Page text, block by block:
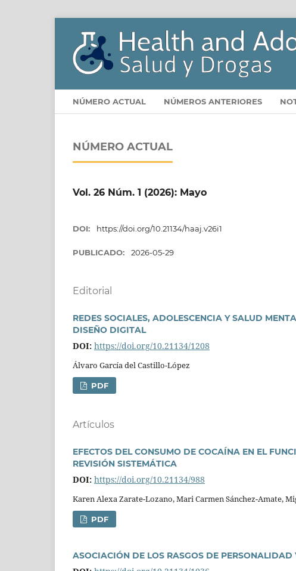
NÚMERO ACTUAL NÚMEROS ANTERIORES
NÚMERO ACTUAL
Vol. 26 Núm. 1 (2026): Mayo
DOI: https://doi.org/10.21134/haaj.v26i1
PUBLICADO: 2026-05-29
Editorial
REDES SOCIALES, ADOLESCENCIA Y SALUD
DISEÑO DIGITAL
DOI: https://doi.org/10.21134/1208
Álvaro Garcí­a del Castillo-López
PDF
Artí­culos
EFECTOS DEL CONSUMO DE COCAÍNA EN EL
REVISIÓN SISTEMÁTICA
DOI: https://doi.org/10.21134/988
Karen Alexa Zarate-Lozano, Mari Carmen Sánchez-Amate,
PDF
ASOCIACIÓN DE LOS RASGOS DE